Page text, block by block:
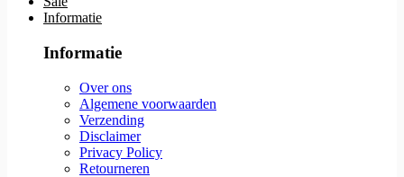
Informatie
Informatie
Over ons
Algemene voorwaarden
Verzending
Disclaimer
Privacy Policy
Retourneren